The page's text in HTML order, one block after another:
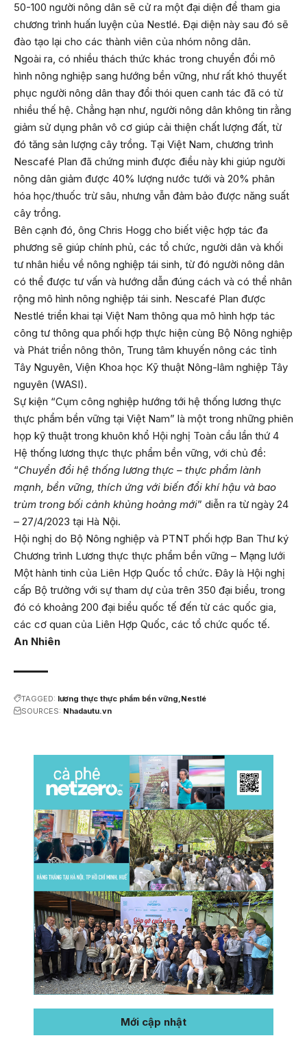
50-100 người nông dân sẽ cử ra một đại diện để tham gia
chương trình huấn luyện của Nestlé. Đại diện này sau đó sẽ
đào tạo lại cho các thành viên của nhóm nông dân.
Ngoài ra, có nhiều thách thức khác trong chuyển đổi mô
hình nông nghiệp sang hướng bền vững, như rất khó thuyết
phục người nông dân thay đổi thói quen canh tác đã có từ
nhiều thế hệ. Chẳng hạn như, người nông dân không tin rằng
giảm sử dụng phân vô cơ giúp cải thiện chất lượng đất, từ
đó tăng sản lượng cây trồng. Tại Việt Nam, chương trình
Nescafé Plan đã chứng minh được điều này khi giúp người
nông dân giảm được 40% lượng nước tưới và 20% phân
hóa học/thuốc trừ sâu, nhưng vẫn đảm bảo được năng suất
cây trồng.
Bên cạnh đó, ông Chris Hogg cho biết việc hợp tác đa
phương sẽ giúp chính phủ, các tổ chức, người dân và khối
tư nhân hiểu về nông nghiệp tái sinh, từ đó người nông dân
có thể được tư vấn và hướng dẫn đúng cách và có thể nhân
rộng mô hình nông nghiệp tái sinh. Nescafé Plan được
Nestlé triển khai tại Việt Nam thông qua mô hình hợp tác
công tư thông qua phối hợp thực hiện cùng Bộ Nông nghiệp
và Phát triển nông thôn, Trung tâm khuyến nông các tỉnh
Tây Nguyên, Viện Khoa học Kỹ thuật Nông-lâm nghiệp Tây
nguyên (WASI).
Sự kiện “Cụm công nghiệp hướng tới hệ thống lương thực
thực phẩm bền vững tại Việt Nam” là một trong những phiên
họp kỹ thuật trong khuôn khổ Hội nghị Toàn cầu lần thứ 4
Hệ thống lương thực thực phẩm bền vững, với chủ đề:
“Chuyển đổi hệ thống lương thực – thực phẩm lành
mạnh, bền vững, thích ứng với biến đổi khí hậu và bao
trùm trong bối cảnh khủng hoảng mới” diễn ra từ ngày 24
– 27/4/2023 tại Hà Nội.
Hội nghị do Bộ Nông nghiệp và PTNT phối hợp Ban Thư ký
Chương trình Lương thực thực phẩm bền vững – Mạng lưới
Một hành tinh của Liên Hợp Quốc tổ chức. Đây là Hội nghị
cấp Bộ trưởng với sự tham dự của trên 350 đại biểu, trong
đó có khoảng 200 đại biểu quốc tế đến từ các quốc gia,
các cơ quan của Liên Hợp Quốc, các tổ chức quốc tế.
An Nhiên
TAGGED: lương thực thực phẩm bền vững Nestlé
SOURCES: Nhadautu.vn
Mới cập nhật